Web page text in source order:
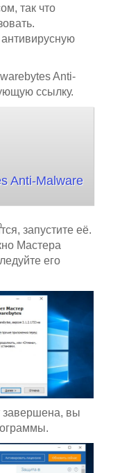
так что
Anti-
ссылку.
Anti-Malware
запустите её.
Мастера
его
завершена, вы